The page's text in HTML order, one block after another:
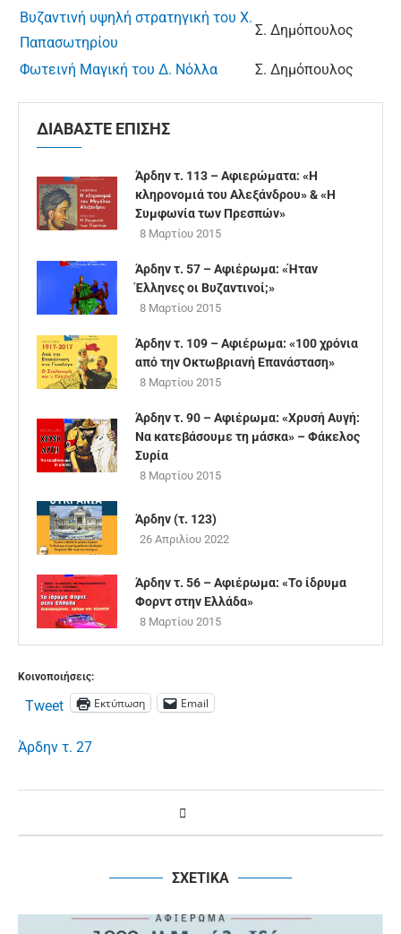
Βυζαντινή υψηλή στρατηγική του Χ.
Παπασωτηρίου
Σ. Δημόπουλος
Φωτεινή Μαγική του Δ. Νόλλα Σ. Δημόπουλος
ΔΙΑΒΑΣΤΕ ΕΠΙΣΗΣ
Άρδην τ. 113 – Αφιερώματα: «Η
κληρονομιά του Αλεξάνδρου» & «Η
Συμφωνία των Πρεσπών»
8 Μαρτίου 2015
Άρδην τ. 57 – Αφιέρωμα: «Ήταν
Έλληνες οι Βυζαντινοί;»
8 Μαρτίου 2015
Άρδην τ. 109 – Αφιέρωμα: «100 χρόνια
από την Οκτωβριανή Επανάσταση»
8 Μαρτίου 2015
Άρδην τ. 90 – Αφιέρωμα: «Χρυσή Αυγή:
Να κατεβάσουμε τη μάσκα» – Φάκελος
Συρία
8 Μαρτίου 2015
Άρδην (τ. 123)
26 Απριλίου 2022
Άρδην τ. 56 – Αφιέρωμα: «Το ίδρυμα
Φορντ στην Ελλάδα»
8 Μαρτίου 2015
Κοινοποιήσεις:
Tweet Εκτύπωση Email
Άρδην τ. 27
ΣΧΕΤΙΚΑ